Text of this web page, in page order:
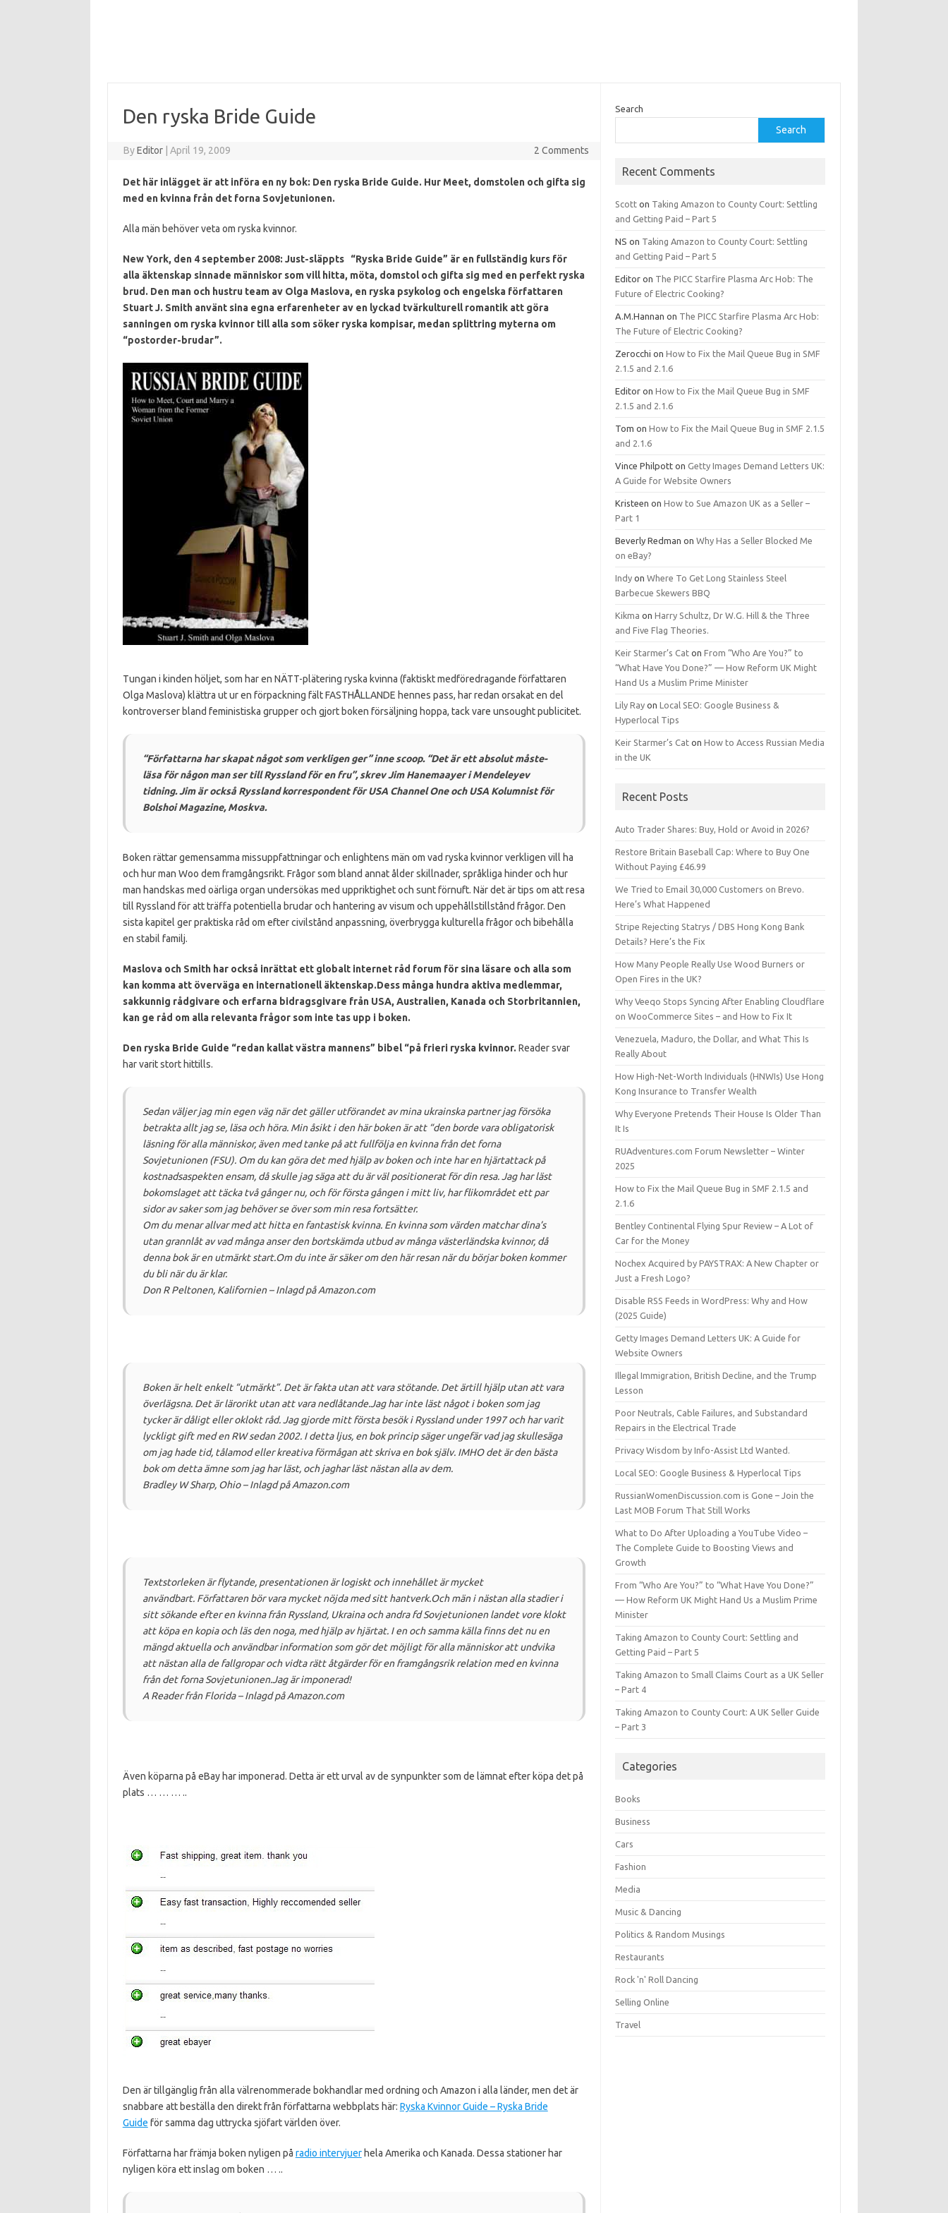
Den ryska Bride Guide
ByEditor April 19, 2009 2 Comments
Det här inlägget är att införa en ny bok: Den ryska Bride Guide. Hur Meet, domstolen och gifta sig
med en kvinna från det forna Sovjetunionen.
Alla män behöver veta om ryska kvinnor.
New York, den 4 september 2008: Just-släppts
“Ryska Bride Guide” är en fullständig kurs för
alla äktenskap sinnade människor som vill hitta, möta, domstol och gifta sig med en perfekt ryska
brud. Den man och hustru team av Olga Maslova, en ryska psykolog och engelska författaren
Stuart J. Smith använt sina egna erfarenheter av en lyckad tvärkulturell romantik att göra
sanningen om ryska kvinnor till alla som söker ryska kompisar, medan splittring myterna om
“postorder-brudar”.
Tungan i kinden höljet, som har en NÄTT-plätering ryska kvinna (faktiskt medföredragande författaren
Olga Maslova) klättra ut ur en förpackning fält FASTHÅLLANDE hennes pass, har redan orsakat en del
kontroverser bland feministiska grupper och gjort boken försäljning hoppa, tack vare unsought publicitet.
“Författarna har skapat något som verkligen ger” inne scoop. “Det är ett absolut måste-
läsa för någon man ser till Ryssland för en fru”, skrev Jim Hanemaayer i Mendeleyev
tidning. Jim är också Ryssland korrespondent för USA Channel One och USA Kolumnist för
Bolshoi Magazine, Moskva.
Boken rättar gemensamma missuppfattningar och enlightens män om vad ryska kvinnor verkligen vill ha
och hur man Woo dem framgångsrikt. Frågor som bland annat ålder skillnader, språkliga hinder och hur
man handskas med oärliga organ undersökas med uppriktighet och sunt förnuft. När det är tips om att resa
till Ryssland för att träffa potentiella brudar och hantering av visum och uppehållstillstånd frågor. Den
sista kapitel ger praktiska råd om efter civilstånd anpassning, överbrygga kulturella frågor och bibehålla
en stabil familj.
Maslova och Smith har också inrättat ett globalt internet råd forum för sina läsare och alla som
kan komma att överväga en internationell äktenskap.Dess många hundra aktiva medlemmar,
sakkunnig rådgivare och erfarna bidragsgivare från USA, Australien, Kanada och Storbritannien,
kan ge råd om alla relevanta frågor som inte tas upp i boken.
Den ryska Bride Guide “redan kallat västra mannens” bibel “på frieri ryska kvinnor. Reader svar
har varit stort hittills.
Sedan väljer jag min egen väg när det gäller utförandet av mina ukrainska partner jag försöka
betrakta allt jag se, läsa och höra. Min åsikt i den här boken är att “den borde vara obligatorisk
läsning för alla människor, även med tanke på att fullfölja en kvinna från det forna
Sovjetunionen (FSU). Om du kan göra det med hjälp av boken och inte har en hjärtattack på
kostnadsaspekten ensam, då skulle jag säga att du är väl positionerat för din resa. Jag har läst
bokomslaget att täcka två gånger nu, och för första gången i mitt liv, har flikområdet ett par
sidor av saker som jag behöver se över som min resa fortsätter.
Om du menar allvar med att hitta en fantastisk kvinna. En kvinna som värden matchar dina’s
utan grannlåt av vad många anser den bortskämda utbud av många västerländska kvinnor, då
denna bok är en utmärkt start.Om du inte är säker om den här resan när du börjar boken kommer
du bli när du är klar.
Don R Peltonen, Kalifornien – Inlagd på Amazon.com
Boken är helt enkelt “utmärkt”. Det är fakta utan att vara stötande. Detärtill hjälp utan att vara
överlägsna. Det är lärorikt utan att vara nedlåtande.Jag har inte läst något i boken som jag
tycker är dåligt eller oklokt råd. Jag gjorde mitt första besök i Ryssland under 1997 och har varit
lyckligt gift med en RW sedan 2002. I detta ljus, en bok princip säger ungefär vad jagskullesäga
om jag hade tid, tålamod eller kreativa förmågan att skriva en bok själv. IMHO det är den bästa
bok om detta ämne som jag har läst, och jagharläst nästan alla av dem.
Bradley W Sharp, Ohio – Inlagd på Amazon.com
Textstorleken är flytande, presentationen är logiskt och innehållet är mycket
användbart. Författaren bör vara mycket nöjda med sitt hantverk.Och män i nästan alla stadier i
sitt sökande efter en kvinna från Ryssland, Ukraina och andra fd Sovjetunionen landet vore klokt
att köpa en kopia och läs den noga, med hjälp av hjärtat. I en och samma källa finns det nu en
mängd aktuella och användbar information som gör det möjligt för alla människor att undvika
att nästan alla de fallgropar och vidta rätt åtgärder för en framgångsrik relation med en kvinna
från det forna Sovjetunionen.Jag är imponerad!
A Reader från Florida – Inlagd på Amazon.com
Även köparna på eBay har imponerad. Detta är ett urval av de synpunkter som de lämnat efter köpa det på
plats … … … ..
Den är tillgänglig från alla välrenommerade bokhandlar med ordning och Amazon i alla länder, men det är
snabbare att beställa den direkt från författarna webbplats här: Ryska Kvinnor Guide – Ryska Bride
Guide för samma dag uttrycka sjöfart världen över.
Författarna har främja boken nyligen på radio intervjuerhela Amerika och Kanada. Dessa stationer har
nyligen köra ett inslag om boken … ..
Search
Search
Recent Comments
Scott on Taking Amazon to County Court: Settling
and Getting Paid – Part 5
NS on Taking Amazon to County Court: Settling
and Getting Paid – Part 5
Editor on The PICC Starfire Plasma Arc Hob: The
Future of Electric Cooking?
A.M.Hannan on The PICC Starfire Plasma Arc Hob:
The Future of Electric Cooking?
Zerocchi onHow to Fix the Mail Queue Bug in SMF
2.1.5 and 2.1.6
Editor onHow to Fix the Mail Queue Bug in SMF
2.1.5 and 2.1.6
Tom onHow to Fix the Mail Queue Bug in SMF 2.1.5
and 2.1.6
Vince Philpott onGetty Images Demand Letters UK:
A Guide for Website Owners
Kristeen onHow to Sue Amazon UK as a Seller –
Part 1
Beverly Redman onWhy Has a Seller Blocked Me
on eBay?
Indy onWhere To Get Long Stainless Steel
Barbecue Skewers BBQ
Kikma onHarry Schultz, Dr W.G. Hill & the Three
and Five Flag Theories.
Keir Starmer’s Cat onFrom “Who Are You?” to
“What Have You Done?” — How Reform UK Might
Hand Us a Muslim Prime Minister
Lily Ray onLocal SEO: Google Business &
Hyperlocal Tips
Keir Starmer’s Cat onHow to Access Russian Media
in the UK
Recent Posts
Auto Trader Shares: Buy, Hold or Avoid in 2026?
Restore Britain Baseball Cap: Where to Buy One
Without Paying £46.99
We Tried to Email 30,000 Customers on Brevo.
Here’s What Happened
Stripe Rejecting Statrys / DBS Hong Kong Bank
Details? Here’s the Fix
How Many People Really Use Wood Burners or
Open Fires in the UK?
Why Veeqo Stops Syncing After Enabling Cloudflare
on WooCommerce Sites – and How to Fix It
Venezuela, Maduro, the Dollar, and What This Is
Really About
How High-Net-Worth Individuals (HNWIs) Use Hong
Kong Insurance to Transfer Wealth
Why Everyone Pretends Their House Is Older Than
It Is
RUAdventures.com Forum Newsletter – Winter
2025
How to Fix the Mail Queue Bug in SMF 2.1.5 and
2.1.6
Bentley Continental Flying Spur Review – A Lot of
Car for the Money
Nochex Acquired by PAYSTRAX: A New Chapter or
Just a Fresh Logo?
Disable RSS Feeds in WordPress: Why and How
(2025 Guide)
Getty Images Demand Letters UK: A Guide for
Website Owners
Illegal Immigration, British Decline, and the Trump
Lesson
Poor Neutrals, Cable Failures, and Substandard
Repairs in the Electrical Trade
Privacy Wisdom by Info-Assist Ltd Wanted.
Local SEO: Google Business & Hyperlocal Tips
RussianWomenDiscussion.com is Gone – Join the
Last MOB Forum That Still Works
What to Do After Uploading a YouTube Video –
The Complete Guide to Boosting Views and
Growth
From “Who Are You?” to “What Have You Done?”
— How Reform UK Might Hand Us a Muslim Prime
Minister
Taking Amazon to County Court: Settling and
Getting Paid – Part 5
Taking Amazon to Small Claims Court as a UK Seller
– Part 4
Taking Amazon to County Court: A UK Seller Guide
– Part 3
Categories
Books
Business
Cars
Fashion
Media
Music & Dancing
Politics & Random Musings
Restaurants
Rock 'n' Roll Dancing
Selling Online
Travel